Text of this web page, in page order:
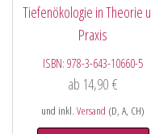
Tiefenökologie in Theorie
Praxis
ISBN:978-3-643-10660-5
ab 14,90€
und inkl.Versand (D, A, CH)